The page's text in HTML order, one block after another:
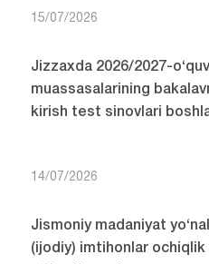
15/07/2026
Jizzaxda 2026/2027-
muassasalarining
kirish test sinovlari
14/07/2026
Jismoniy madaniyat
(ijodiy) imtihonlar